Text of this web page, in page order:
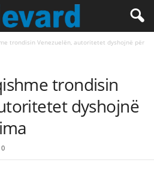
trondisin Venezuelën, autoritetet dyshojnë për
trondisin
dyshojnë
0